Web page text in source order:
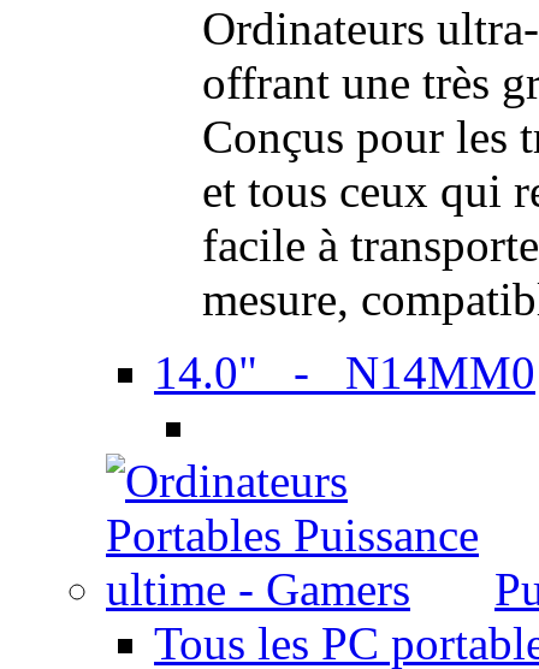
Ordinateurs
offrant une très
Conçus pour les
et tous ceux qui
facile à
mesure,
14.0" - N14MM0
Tous les PC